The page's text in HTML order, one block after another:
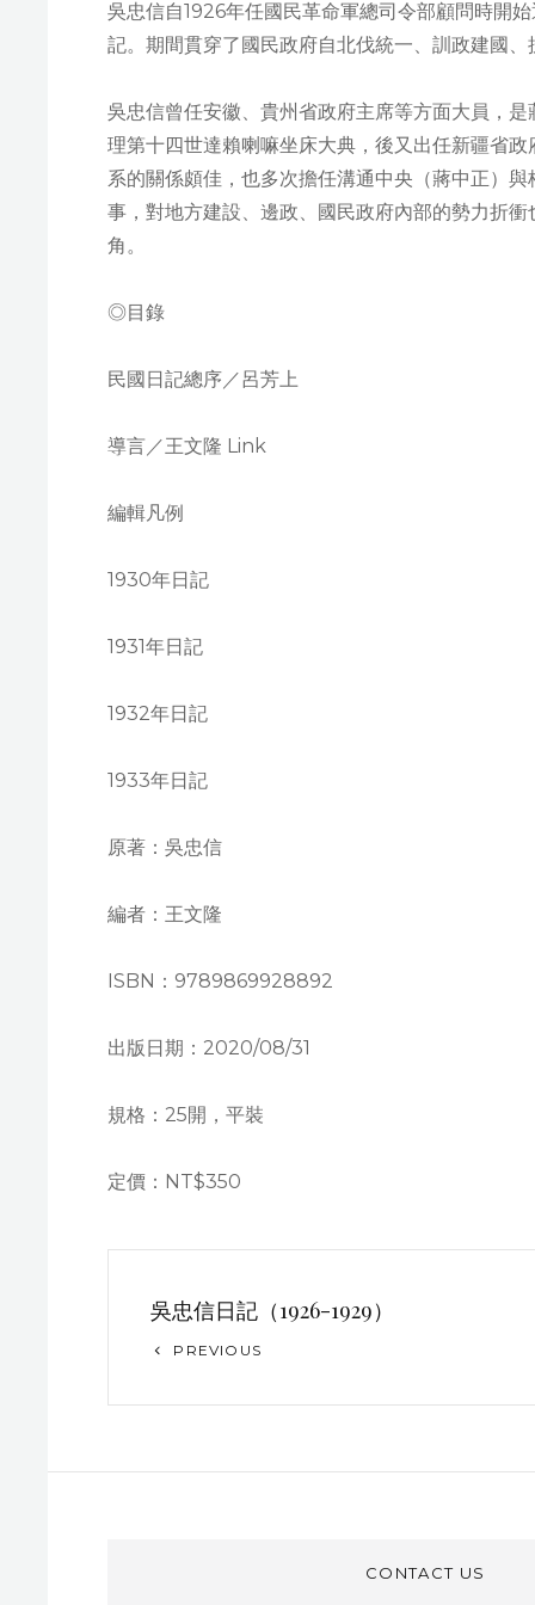
吳忠信自1926年任國民革命軍總司令部顧問時開
記。期間貫穿了國民政府自北伐統一、訓政建國
吳忠信曾任安徽、貴州省政府主席等方面大員，
理第十四世達賴喇嘛坐床大典，後又出任新疆省
系的關係頗佳，也多次擔任溝通中央（蔣中正）
事，對地方建設、邊政、國民政府內部的勢力折
角。
◎目錄
民國日記總序／呂芳上
導言／王文隆 Link
編輯凡例
1930年日記
1931年日記
1932年日記
1933年日記
原著：吳忠信
編者：王文隆
ISBN：9789869928892
出版日期：2020/08/31
規格：25開，平裝
定價：NT$350
航
吳忠信日記（1926-1929）
Previous
PREVIOUS
CONTACT US